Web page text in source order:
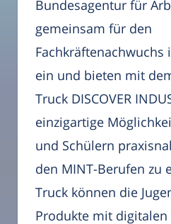
Bundesagentur für
gemeinsam für den
Fachkräftenachwuchs
ein und bieten mit
Truck DISCOVER
einzigartige
und Schülern
den MINT-Berufen zu
Truck können die
Produkte mit digitalen